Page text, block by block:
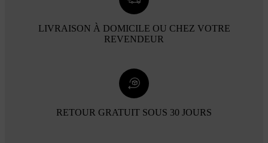
LIVRAISON À DOMICILE OU CHEZ VOTRE
REVENDEUR
RETOUR GRATUIT SOUS 30 JOURS